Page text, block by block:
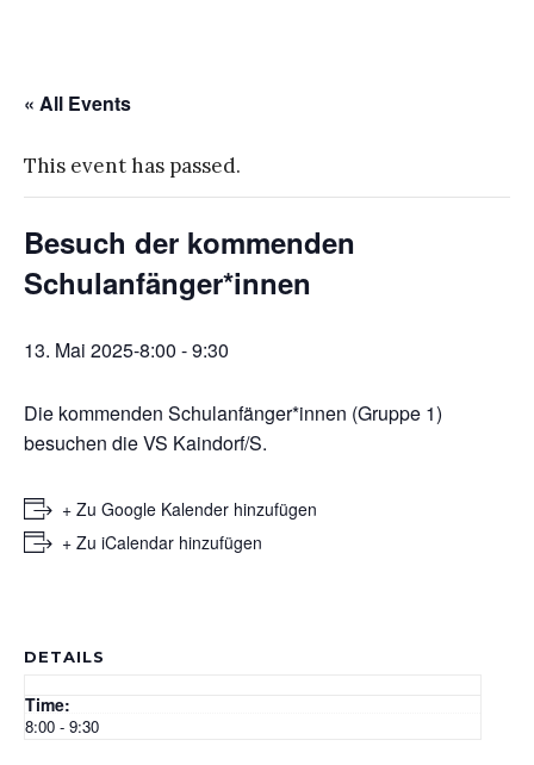
« All Events
This event has passed.
Besuch der kommenden
Schulanfänger*innen
13. Mai 2025-8:00 -9:30
Die kommenden Schulanfänger*innen (Gruppe 1)
besuchen die VS Kaindorf/S.
+ Zu Google Kalender hinzufügen
+ Zu iCalendar hinzufügen
DETAILS
Time:
8:00 - 9:30